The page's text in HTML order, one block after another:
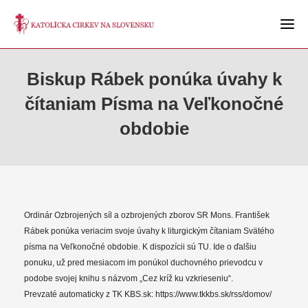
Biskup Rábek ponúka úvahy k
čítaniam Písma na Veľkonočné
obdobie
Ordinár Ozbrojených síl a ozbrojených zborov SR Mons. František
Rábek ponúka veriacim svoje úvahy k liturgickým čítaniam Svätého
písma na Veľkonočné obdobie. K dispozícii sú TU. Ide o ďalšiu
ponuku, už pred mesiacom im ponúkol duchovného prievodcu v
podobe svojej knihu s názvom „Cez kríž ku vzkrieseniu“.
Prevzaté automaticky z TK KBS.sk: https://www.tkkbs.sk/rss/domov/